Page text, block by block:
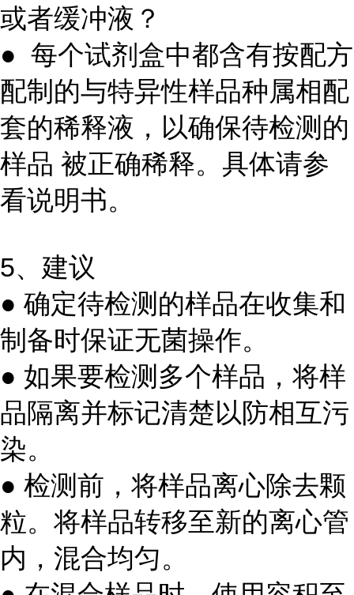
或者缓冲液？
● 每个试剂盒中都含有按配方
配制的与特异性样品种属相配
套的稀释液，以确保待检测的
样品 被正确稀释。具体请参
看说明书。
5、建议
● 确定待检测的样品在收集和
制备时保证无菌操作。
● 如果要检测多个样品，将样
品隔离并标记清楚以防相互污
染。
● 检测前，将样品离心除去颗
粒。将样品转移至新的离心管
内，混合均匀。